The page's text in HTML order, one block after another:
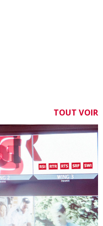
TOUT VOIR